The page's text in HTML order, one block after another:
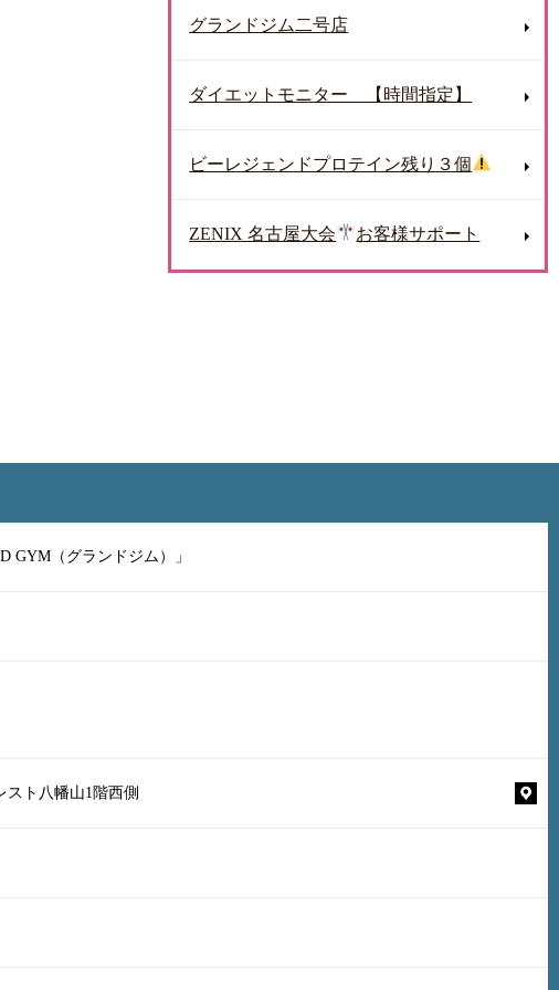
グランドジム二号店
ダイエットモニター 【時間指定】
ビーレジェンドプロテイン残り３個
ZENIX 名古屋大会 お客様サポート
GYM（グランドジム）」
スト八幡山1階西側